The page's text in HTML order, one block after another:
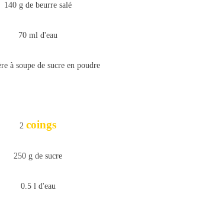
140 g de beurre salé
70 ml d'eau
à soupe de sucre en poudre
2 coings
250 g de sucre
0.5 l d'eau